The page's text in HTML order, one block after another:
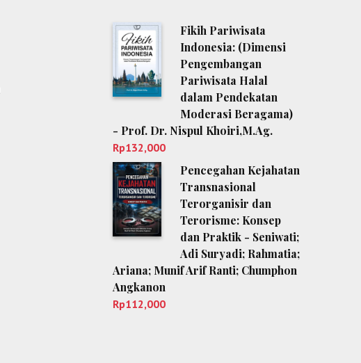
Fikih Pariwisata
Indonesia: (Dimensi
Pengembangan
Pariwisata Halal
dalam Pendekatan
Moderasi Beragama)
- Prof. Dr. Nispul Khoiri,M.Ag.
Rp132,000
Pencegahan Kejahatan
Transnasional
Terorganisir dan
Terorisme: Konsep
dan Praktik - Seniwati;
Adi Suryadi; Rahmatia;
Ariana; Munif Arif Ranti; Chumphon
Angkanon
Rp112,000